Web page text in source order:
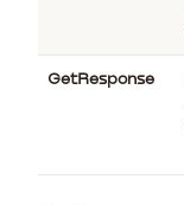
GetResponse